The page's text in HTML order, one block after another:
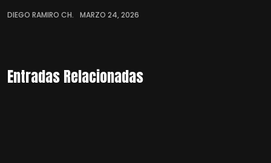
DIEGO RAMIRO CH. MARZO 24, 2026
Entradas Relacionadas